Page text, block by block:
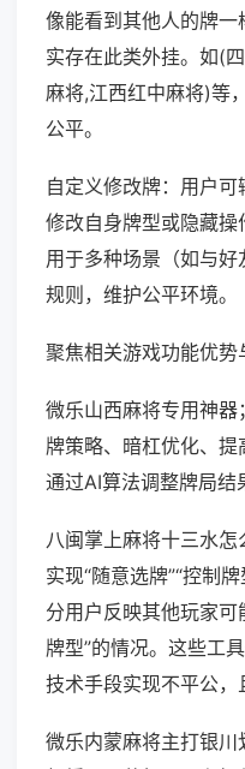
像能看到其他人的牌
实存在此类外挂。如(
麻将,江西红中麻将)等
公平。
自定义修改牌：用户可
修改自身牌型或隐藏操
用于多种场景（如与
规则，维护公平环境。
聚焦相关游戏功能优势
微乐山西麻将专用神
牌策略、暗杠优化、提
通过AI算法调整牌局结
八闽掌上麻将十三水
实现“随意选牌”“控制
分用户反映其他玩家可
牌型”的情况。这些工
技术手段实现不平公，
微乐内蒙麻将主打银